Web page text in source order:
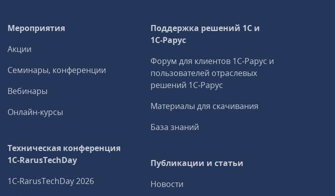
Мероприятия
Акции
Семинары, конференции
Вебинары
Онлайн-курсы
Техническая конференция
1C‑RarusTechDay
1C‑RarusTechDay 2026
Поддержка решений 1С и
1С‑Рарус
Форум для клиентов 1С‑Рарус и
пользователей отраслевых
решений 1С‑Рарус
Материалы для скачивания
База знаний
Публикации и статьи
Новости